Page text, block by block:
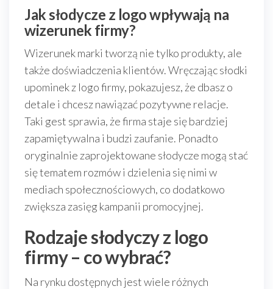
Jak słodycze z logo wpływają na
wizerunek firmy?
Wizerunek marki tworzą nie tylko produkty, ale
także doświadczenia klientów. Wręczając słodki
upominek z logo firmy, pokazujesz, że dbasz o
detale i chcesz nawiązać pozytywne relacje.
Taki gest sprawia, że firma staje się bardziej
zapamiętywalna i budzi zaufanie. Ponadto
oryginalnie zaprojektowane słodycze mogą stać
się tematem rozmów i dzielenia się nimi w
mediach społecznościowych, co dodatkowo
zwiększa zasięg kampanii promocyjnej.
Rodzaje słodyczy z logo
firmy – co wybrać?
Na rynku dostępnych jest wiele różnych